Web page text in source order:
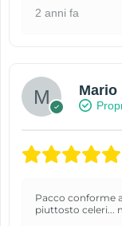
2 anni fa
Mario
Pacco conforme
piuttosto celeri...